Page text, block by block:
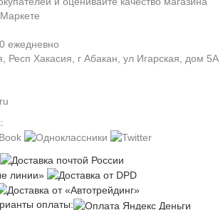
ежедневно
Респ Хакасия, г Абакан, ул Игарская, дом 5А
оплаты: